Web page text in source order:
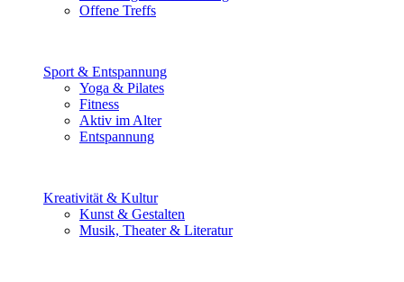
Offene Treffs
Sport & Entspannung
Yoga & Pilates
Fitness
Aktiv im Alter
Entspannung
Kreativität & Kultur
Kunst & Gestalten
Musik, Theater & Literatur